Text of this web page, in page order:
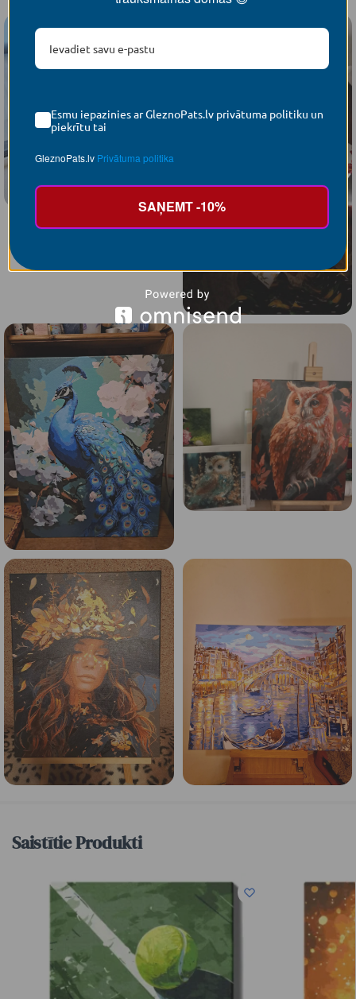
Saistītie Produkti
Esmu iepazinies ar GleznoPats.lv privātuma politiku un
piekrītu tai
GleznoPats.lvPrivātuma politika
SAŅEMT -10%